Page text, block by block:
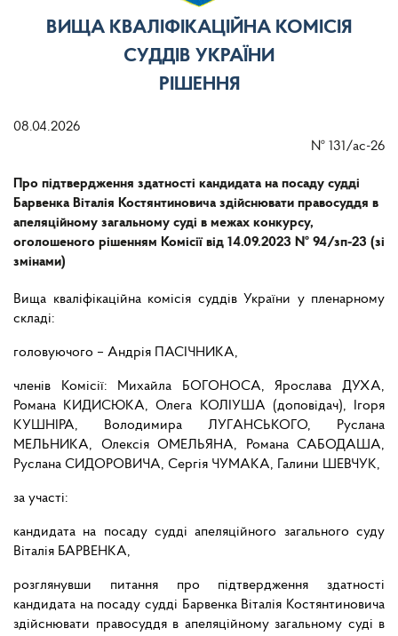
ВИЩА КВАЛІФІКАЦІЙНА КОМІСІЯ
СУДДІВ УКРАЇНИ
РІШЕННЯ
08.04.2026
№ 131/ас-26
Про підтвердження здатності кандидата на посаду судді
Барвенка Віталія Костянтиновича здійснювати правосуддя в
апеляційному загальному суді в межах конкурсу,
оголошеного рішенням Комісії від 14.09.2023 № 94/зп-23 (зі
змінами)
Вища кваліфікаційна комісія суддів України у пленарному
складі:
головуючого – Андрія ПАСІЧНИКА,
членів Комісії: Михайла БОГОНОСА, Ярослава ДУХА,
Романа КИДИСЮКА, Олега КОЛІУША (доповідач), Ігоря
КУШНІРА, Володимира ЛУГАНСЬКОГО, Руслана
МЕЛЬНИКА, Олексія ОМЕЛЬЯНА, Романа САБОДАША,
Руслана СИДОРОВИЧА, Сергія ЧУМАКА, Галини ШЕВЧУК,
за участі:
кандидата на посаду судді апеляційного загального суду
Віталія БАРВЕНКА,
розглянувши питання про підтвердження здатності
кандидата на посаду судді Барвенка Віталія Костянтиновича
здійснювати правосуддя в апеляційному загальному суді в